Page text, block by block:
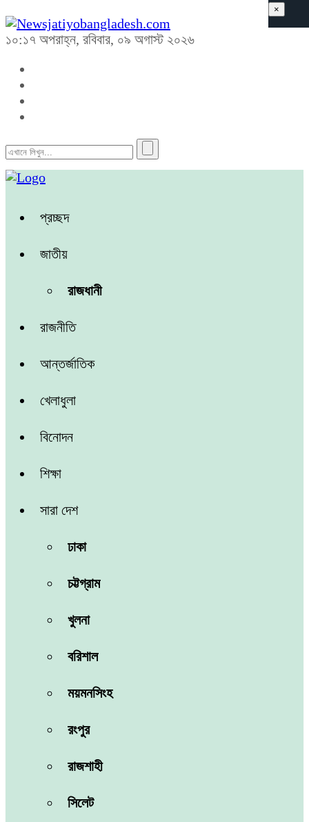
১০:১৭ অপরাহ্ন, রবিবার, ০৯ অগাস্ট ২০২৬
প্রচ্ছদ
জাতীয়
রাজধানী
রাজনীতি
আন্তর্জাতিক
খেলাধুলা
বিনোদন
শিক্ষা
সারা দেশ
ঢাকা
চট্টগ্রাম
খুলনা
বরিশাল
ময়মনসিংহ
রংপুর
রাজশাহী
সিলেট
×